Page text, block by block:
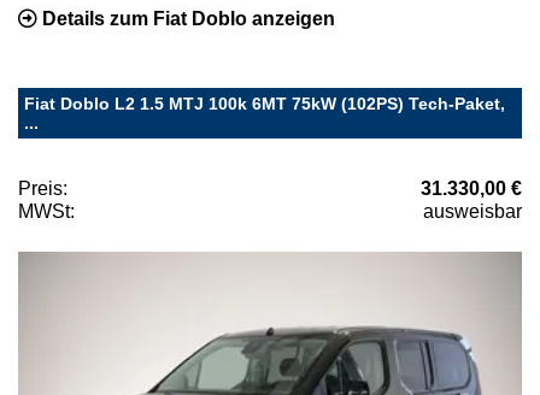
Details zum Fiat Doblo anzeigen
Fiat Doblo L2 1.5 MTJ 100k 6MT 75kW (102PS) Tech-Paket,
...
Preis:
31.330,00 €
MWSt:
ausweisbar